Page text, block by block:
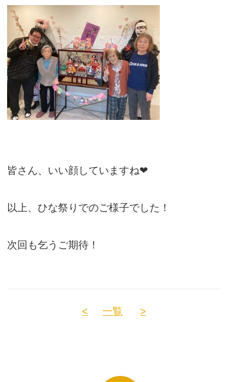
皆さん、いい顔していますね❤
以上、ひな祭りでのご様子でした！
次回も乞うご期待！
< 一覧 >